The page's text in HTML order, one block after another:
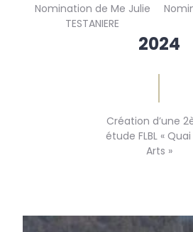
Nomination de Me Julie
TESTANIERE
2024
Création d’une
étude FLBL «
Arts »